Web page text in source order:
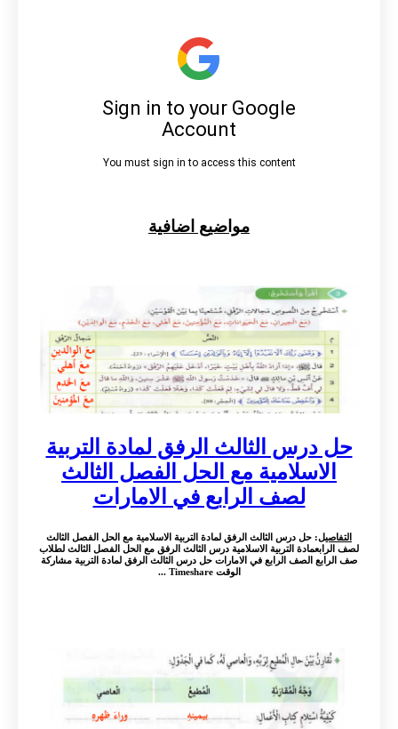
مواضيع اضافية
حل درس الثالث الرفق لمادة التربية
الاسلامية مع الحل الفصل الثالث
لصف الرابع في الامارات
التفاصيل: حل درس الثالث الرفق لمادة التربية الاسلامية مع الحل الفصل الثالث
لصف الرابعمادة التربية الاسلامية درس الثالث الرفق مع الحل الفصل الثالث لطلاب
صف الرابع الصف الرابع في الامارات حل درس الثالث الرفق لمادة التربية مشاركة
الوقت Timeshare ...